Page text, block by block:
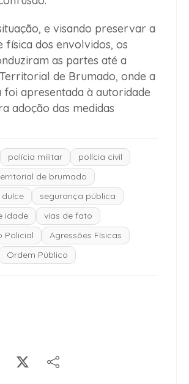
e visando preservar a
física dos envolvidos, os
as partes até a
de Brumado, onde a
apresentada à autoridade
adoção das medidas
polícia militar
polícia civil
de brumado
segurança pública
idade
vias de fato
Policial
Agressões Físicas
Ordem Público